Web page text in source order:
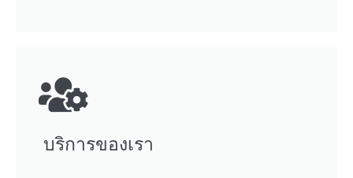
บริการของเรา